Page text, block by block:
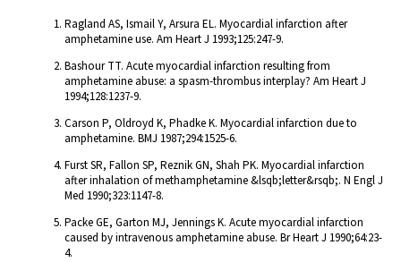
Ragland AS, Ismail Y, Arsura EL. Myocardial infarction after
amphetamine use. Am Heart J 1993;125:247-9.
Bashour TT. Acute myocardial infarction resulting from
amphetamine abuse: a spasm-thrombus interplay? Am Heart J
1994;128:1237-9.
Carson P, Oldroyd K, Phadke K. Myocardial infarction due to
amphetamine. BMJ 1987;294:1525-6.
Furst SR, Fallon SP, Reznik GN, Shah PK. Myocardial infarction
after inhalation of methamphetamine &lsqb;letter&rsqb;. N Engl J
Med 1990;323:1147-8.
Packe GE, Garton MJ, Jennings K. Acute myocardial infarction
caused by intravenous amphetamine abuse. Br Heart J 1990;64:23-
4.